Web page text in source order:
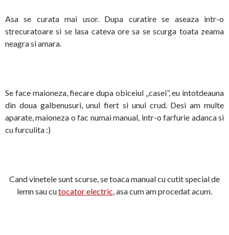
Asa se curata mai usor. Dupa curatire se aseaza intr-o
strecuratoare si se lasa cateva ore sa se scurga toata zeama
neagra si amara.
Se face maioneza, fiecare dupa obiceiul „casei”, eu intotdeauna
din doua galbenusuri, unul fiert si unul crud. Desi am multe
aparate, maioneza o fac numai manual, intr-o farfurie adanca si
cu furculita :)
Cand vinetele sunt scurse, se toaca manual cu cutit special de
lemn sau cutocator electric, asa cum am procedat acum.